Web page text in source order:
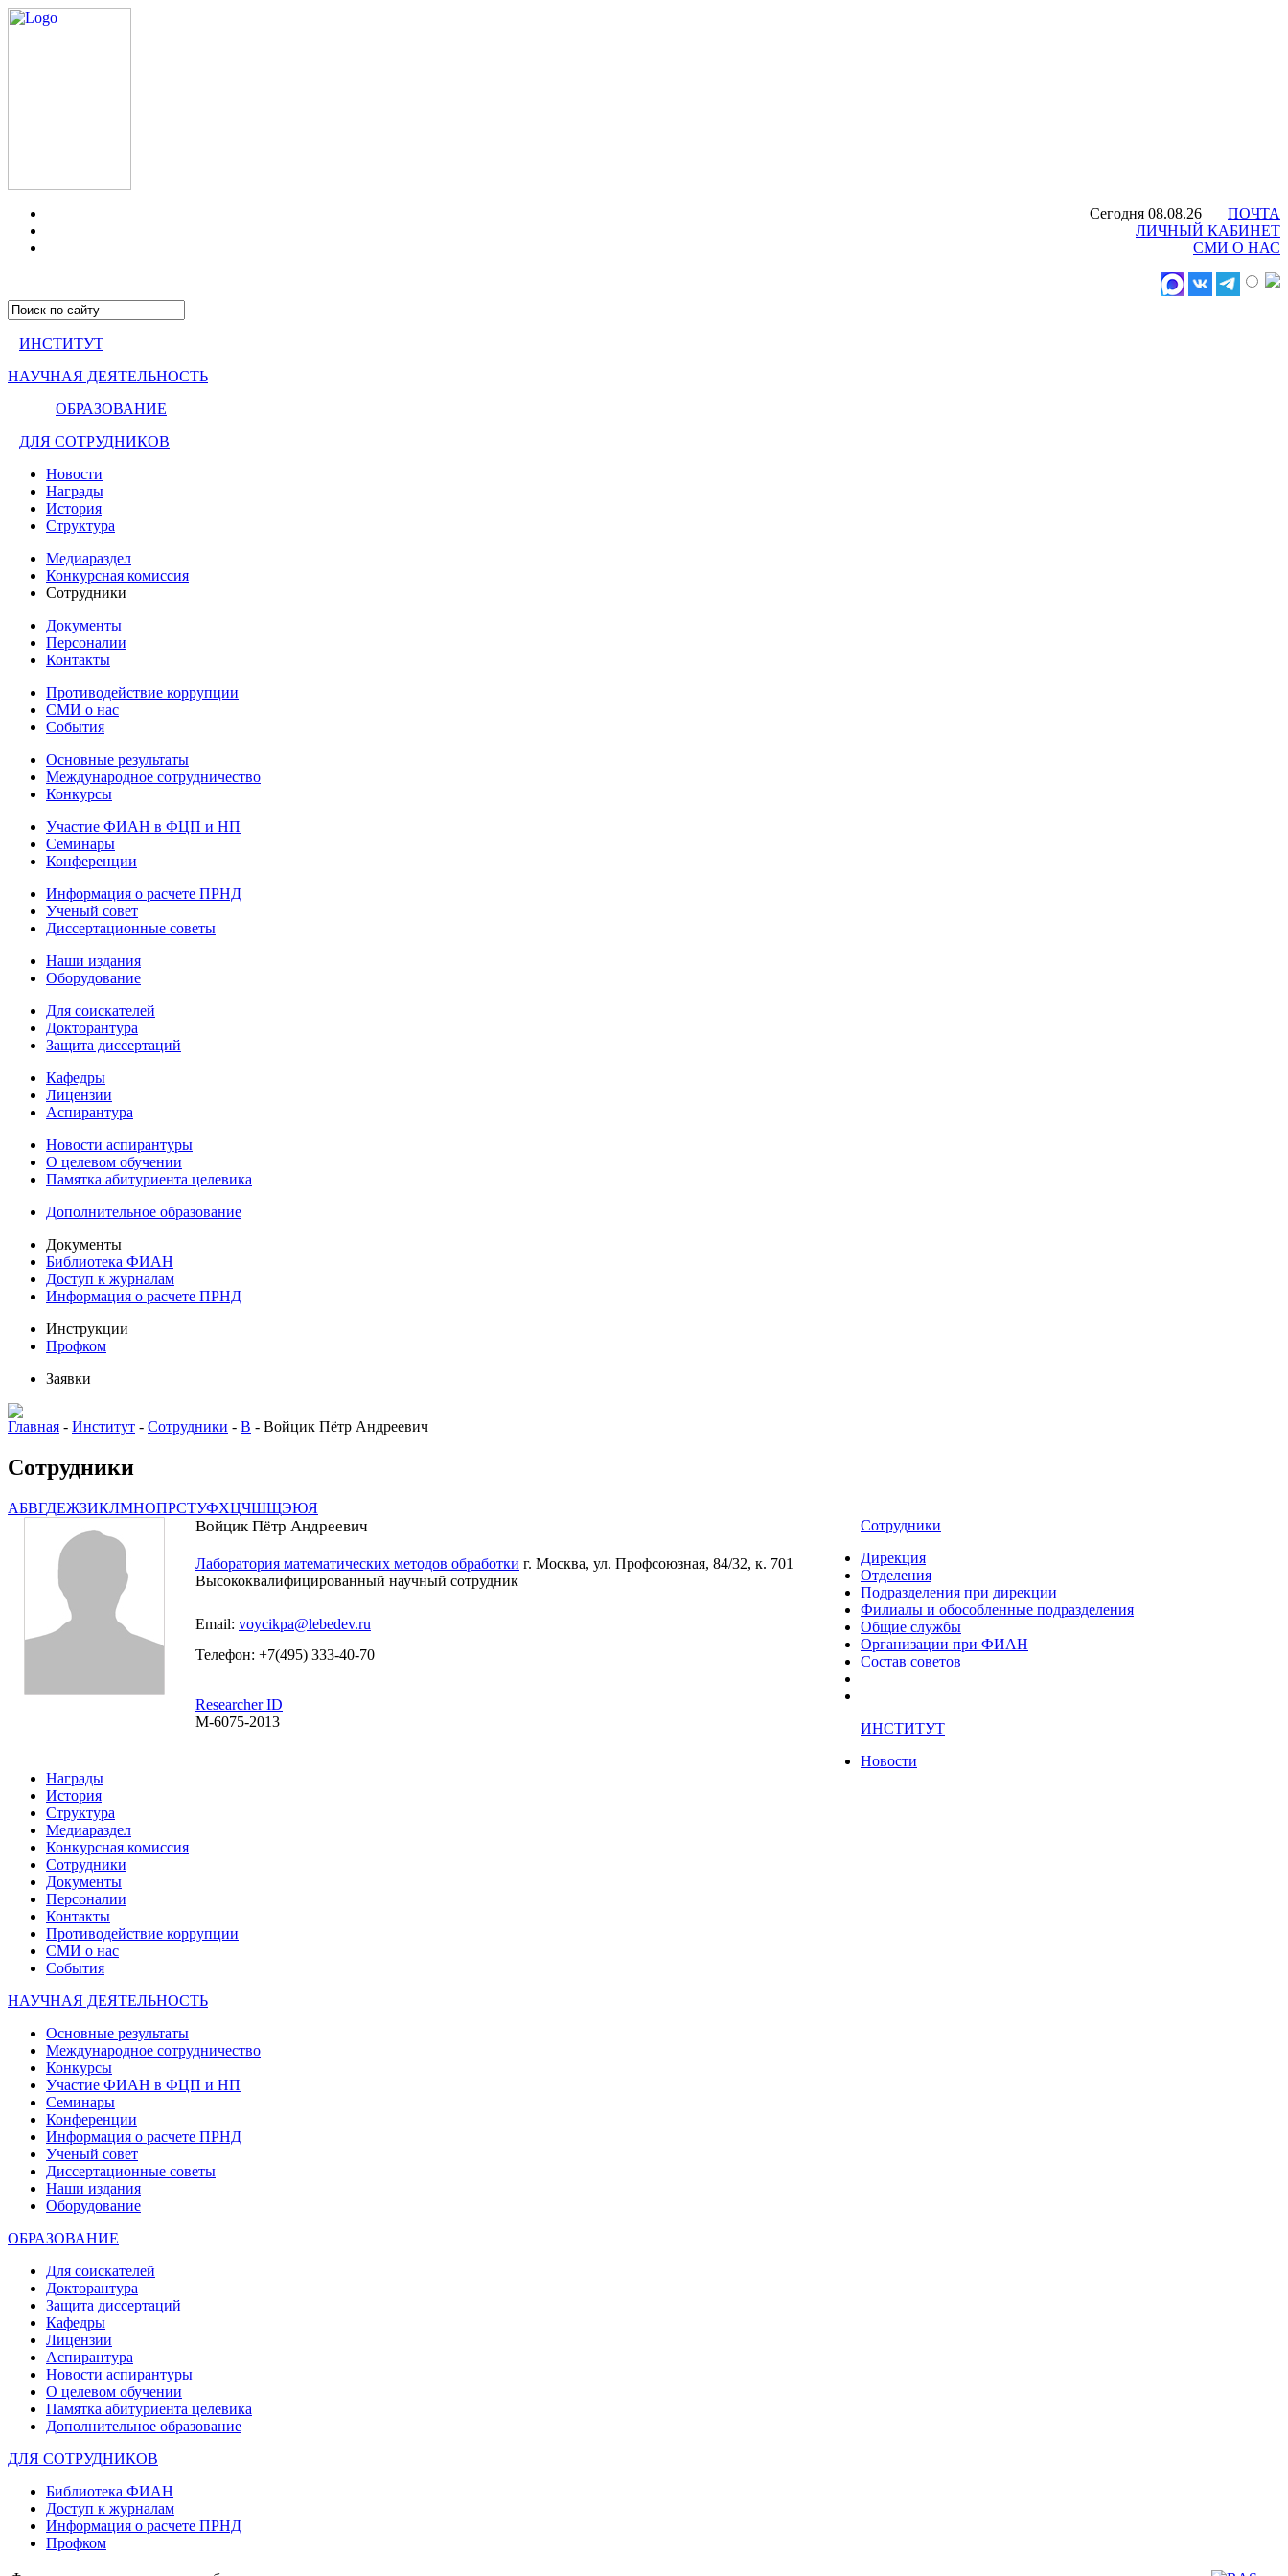
Сегодня 08.08.26
ПОЧТА
ЛИЧНЫЙ КАБИНЕТ
СМИ О НАС
ИНСТИТУТ
НАУЧНАЯ ДЕЯТЕЛЬНОСТЬ
ОБРАЗОВАНИЕ
ДЛЯ СОТРУДНИКОВ
Новости
Награды
История
Структура
Медиараздел
Конкурсная комиссия
Сотрудники
Документы
Персоналии
Контакты
Противодействие коррупции
СМИ о нас
События
Основные результаты
Международное сотрудничество
Конкурсы
Участие ФИАН в ФЦП и НП
Семинары
Конференции
Информация о расчете ПРНД
Ученый совет
Диссертационные советы
Наши издания
Оборудование
Для соискателей
Докторантура
Защита диссертаций
Кафедры
Лицензии
Аспирантура
Новости аспирантуры
О целевом обучении
Памятка абитуриента целевика
Дополнительное образование
Документы
Библиотека ФИАН
Доступ к журналам
Информация о расчете ПРНД
Инструкции
Профком
Заявки
Главная - Институт - Сотрудники - В - Войцик Пётр Андреевич
Сотрудники
АБВГДЕЖЗИКЛМНОПРСТУФХЦЧШЩЭЮЯ
Войцик Пётр Андреевич
Лаборатория математических методов обработки г. Москва, ул. Профсоюзная, 84/32, к. 701
Высококвалифицированный научный сотрудник
Email: voycikpa@lebedev.ru
Телефон: +7(495) 333-40-70
Researcher ID
M-6075-2013
Сотрудники
Дирекция
Отделения
Подразделения при дирекции
Филиалы и обособленные подразделения
Общие службы
Организации при ФИАН
Состав советов
ИНСТИТУТ
Новости
Награды
История
Структура
Медиараздел
Конкурсная комиссия
Сотрудники
Документы
Персоналии
Контакты
Противодействие коррупции
СМИ о нас
События
НАУЧНАЯ ДЕЯТЕЛЬНОСТЬ
Основные результаты
Международное сотрудничество
Конкурсы
Участие ФИАН в ФЦП и НП
Семинары
Конференции
Информация о расчете ПРНД
Ученый совет
Диссертационные советы
Наши издания
Оборудование
ОБРАЗОВАНИЕ
Для соискателей
Докторантура
Защита диссертаций
Кафедры
Лицензии
Аспирантура
Новости аспирантуры
О целевом обучении
Памятка абитуриента целевика
Дополнительное образование
ДЛЯ СОТРУДНИКОВ
Библиотека ФИАН
Доступ к журналам
Информация о расчете ПРНД
Профком